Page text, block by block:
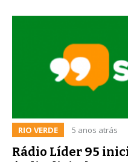
RIO VERDE 5 anos atrás
Rádio Líder 95